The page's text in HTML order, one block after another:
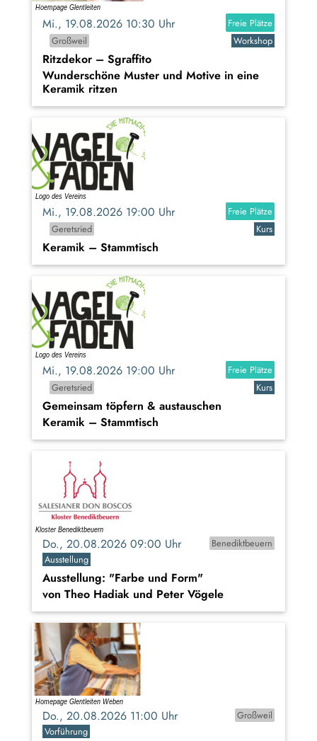
Mi., 19.08.2026 10:30 Uhr
Freie Plätze
Großweil
Workshop
Ritzdekor – Sgraffito
Wunderschöne Muster und Motive in eine
Keramik ritzen
Mi., 19.08.2026 19:00 Uhr
Freie Plätze
Geretsried
Kurs
Keramik – Stammtisch
Mi., 19.08.2026 19:00 Uhr
Freie Plätze
Geretsried
Kurs
Gemeinsam töpfern & austauschen
Keramik – Stammtisch
Do., 20.08.2026 09:00 Uhr
Benediktbeuern
Ausstellung
Ausstellung: "Farbe und Form"
von Theo Hadiak und Peter Vögele
Do., 20.08.2026 11:00 Uhr
Großweil
Vorführung